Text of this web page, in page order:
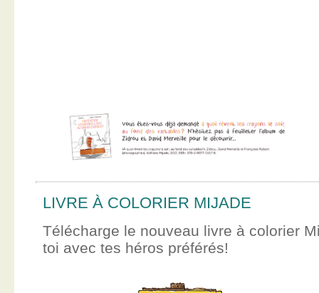
LIVRE À COLORIER MIJADE
Télécharge le nouveau livre à colorier
toi avec tes héros préférés!